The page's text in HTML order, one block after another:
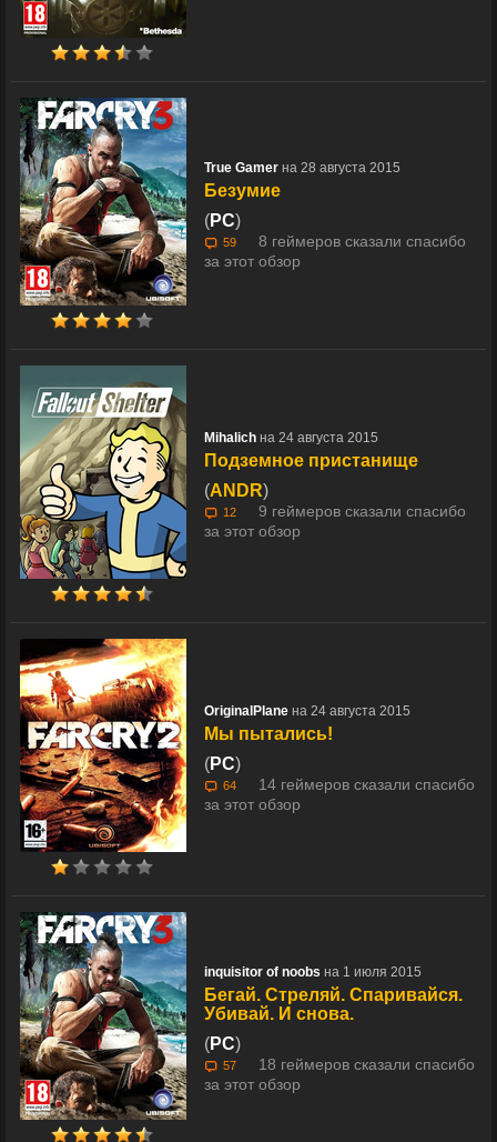
True Gamer на 28 августа 2015
Безумие
(PC)
59
8 геймеров сказали спасибо
за этот обзор
Mihalich на 24 августа 2015
Подземное пристанище
(ANDR)
12
9 геймеров сказали спасибо
за этот обзор
OriginalPlane на 24 августа 2015
Мы пытались!
(PC)
64
14 геймеров сказали спасибо
за этот обзор
inquisitor of noobs на 1 июля 2015
Бегай. Стреляй. Спаривайся.
Убивай. И снова.
(PC)
57
18 геймеров сказали спасибо
за этот обзор